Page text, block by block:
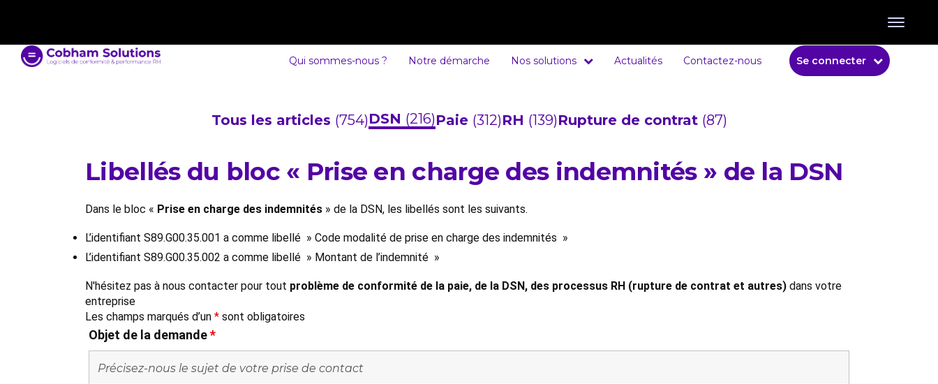
Qui sommes-nous ? Notre démarche Nos solutions Actualités Contactez-nous Se connecter
Tous les articles (754)DSN (216)Paie (312)RH (139)Rupture de contrat (87)
Libellés du bloc « Prise en charge des indemnités » de la DSN
Dans le bloc « Prise en charge des indemnités » de la DSN, les libellés sont les suivants.
L’identifiant S89.G00.35.001 a comme libellé » Code modalité de prise en charge des indemnités »
L’identifiant S89.G00.35.002 a comme libellé » Montant de l’indemnité »
N'hésitez pas à nous contacter pour tout problème de conformité de la paie, de la DSN, des processus RH (rupture de contrat et autres) dans votre
entreprise
Les champs marqués d’un * sont obligatoires
Objet de la demande*